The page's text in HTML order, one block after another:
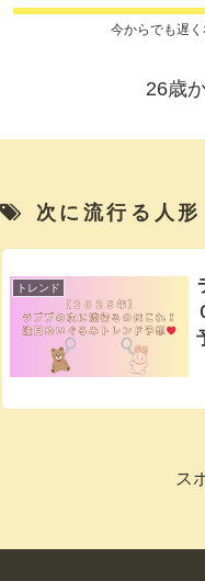
今からでも遅
26歳
次に流行る人形
トレンド
ス